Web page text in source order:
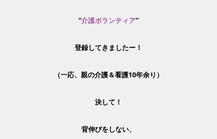
”介護ボランティア”
登録してきましたー！
（一応、親の介護＆看護10年余り）
決して！
背伸びをしない、